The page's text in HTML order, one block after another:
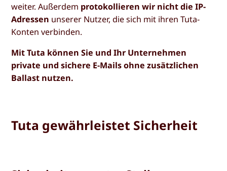
weiter. Außerdem protokollieren wir nicht die IP-
Adressen unserer Nutzer, die sich mit ihren Tuta-
Konten verbinden.
Mit Tuta können Sie und Ihr Unternehmen
private und sichere E-Mails ohne zusätzlichen
Ballast nutzen.
Tuta gewährleistet Sicherheit